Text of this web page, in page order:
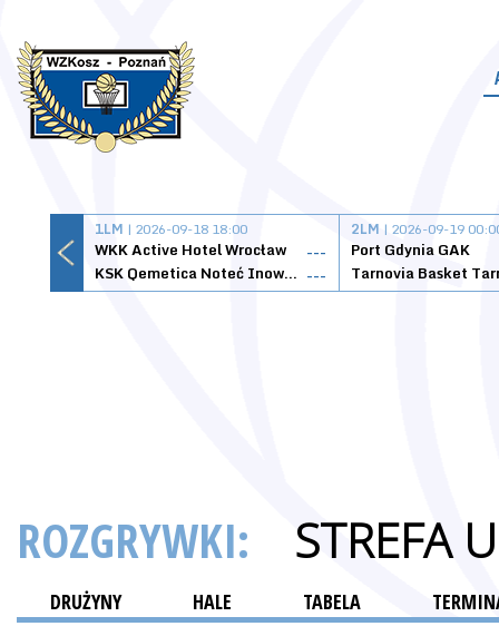
1LM | 2026-09-18 18:00
WKK Active Hotel Wrocław
---
KSK Qemetica Noteć Inowrocław ---
2LM | 2026-09-19
Port Gdynia GAK
ROZGRYWKI: STREFA
DRUŻYNY HALE TABELA